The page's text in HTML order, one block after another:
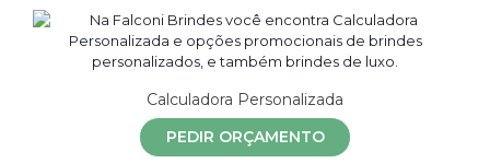
Calculadora Personalizada
PEDIR ORÇAMENTO